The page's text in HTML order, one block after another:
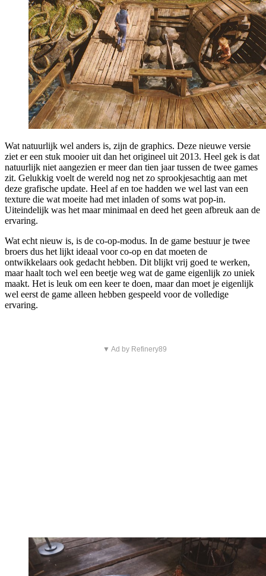
Wat natuurlijk wel anders is, zijn de graphics. Deze nieuwe versie
ziet er een stuk mooier uit dan het origineel uit 2013. Heel gek is dat
natuurlijk niet aangezien er meer dan tien jaar tussen de twee games
zit. Gelukkig voelt de wereld nog net zo sprookjesachtig aan met
deze grafische update. Heel af en toe hadden we wel last van een
texture die wat moeite had met inladen of soms wat pop-in.
Uiteindelijk was het maar minimaal en deed het geen afbreuk aan de
ervaring.
Wat echt nieuw is, is de co-op-modus. In de game bestuur je twee
broers dus het lijkt ideaal voor co-op en dat moeten de
ontwikkelaars ook gedacht hebben. Dit blijkt vrij goed te werken,
maar haalt toch wel een beetje weg wat de game eigenlijk zo uniek
maakt. Het is leuk om een keer te doen, maar dan moet je eigenlijk
wel eerst de game alleen hebben gespeeld voor de volledige
ervaring.
▼ Ad by Refinery89